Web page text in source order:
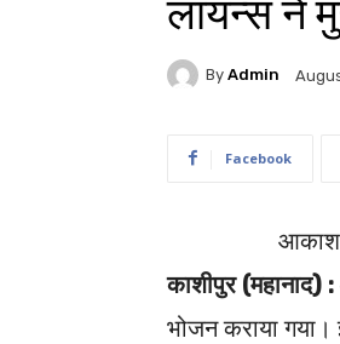
लायन्स ने
By Admin
Facebook
आकाश
काशीपुर (महानाद) :
भोजन कराया गया।